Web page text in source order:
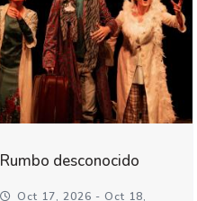
Rumbo desconocido
Oct 17, 2026 - Oct 18,